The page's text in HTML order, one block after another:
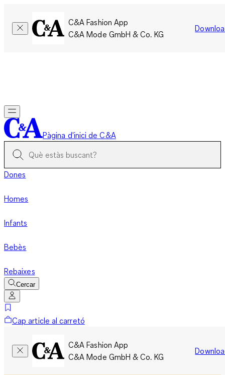
C&A Fashion App
C&A Mode GmbH & Co. KG
Pàgina d'inici de C&A
Dones
Homes
Infants
Bebès
Rebaixes
Cercar
Cap article al carretó
C&A Fashion App
C&A Mode GmbH & Co. KG